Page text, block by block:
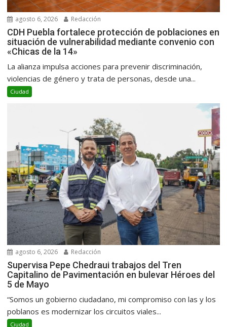
agosto 6, 2026 Redacción
CDH Puebla fortalece protección de poblaciones en
situación de vulnerabilidad mediante convenio con
«Chicas de la 14»
La alianza impulsa acciones para prevenir discriminación,
violencias de género y trata de personas, desde una...
Ciudad
agosto 6, 2026 Redacción
Supervisa Pepe Chedraui trabajos del Tren
Capitalino de Pavimentación en bulevar Héroes del
5 de Mayo
“Somos un gobierno ciudadano, mi compromiso con las y los
poblanos es modernizar los circuitos viales...
Ciudad